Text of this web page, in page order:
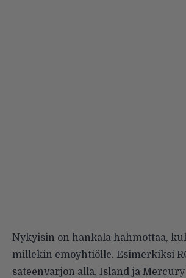
Nykyisin on hankala hahmottaa,
millekin emoyhtiölle. Esimerkiksi
sateenvarjon alla, Island ja